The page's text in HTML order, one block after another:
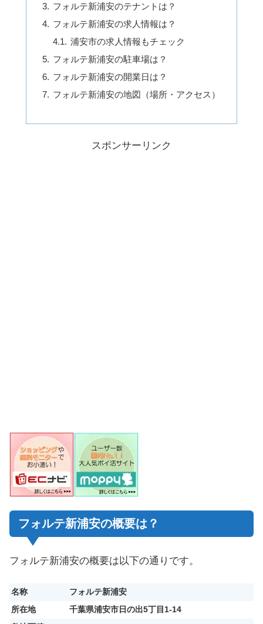
フォルテ新浦安のテナントは？
フォルテ新浦安の求人情報は？
浦安市の求人情報もチェック
フォルテ新浦安の駐車場は？
フォルテ新浦安の開業日は？
フォルテ新浦安の地図（場所・アクセス）
スポンサーリンク
フォルテ新浦安の概要は？
フォルテ新浦安の概要は以下の通りです。
名称
フォルテ新浦安
所在地
千葉県浦安市日の出5丁目1-14